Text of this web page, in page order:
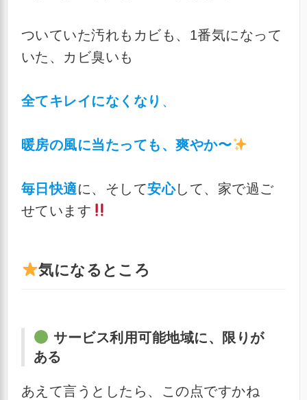
ついていた汚れもカビも、1番気になって
いた、カビ臭いも
全てキレイになくなり 、
暖房の風に当たっても、爽やか〜
毎日快適に、そして安心して、家で過ご
せています
気になるところ
サービス利用可能地域に、限りが
ある
あえて言うとしたら、この点ですかね